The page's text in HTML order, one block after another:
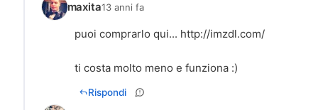
maxita13 anni fa
puoi comprarlo qui... http://imzdl.com/
ti costa molto meno e funziona :)
Rispondi